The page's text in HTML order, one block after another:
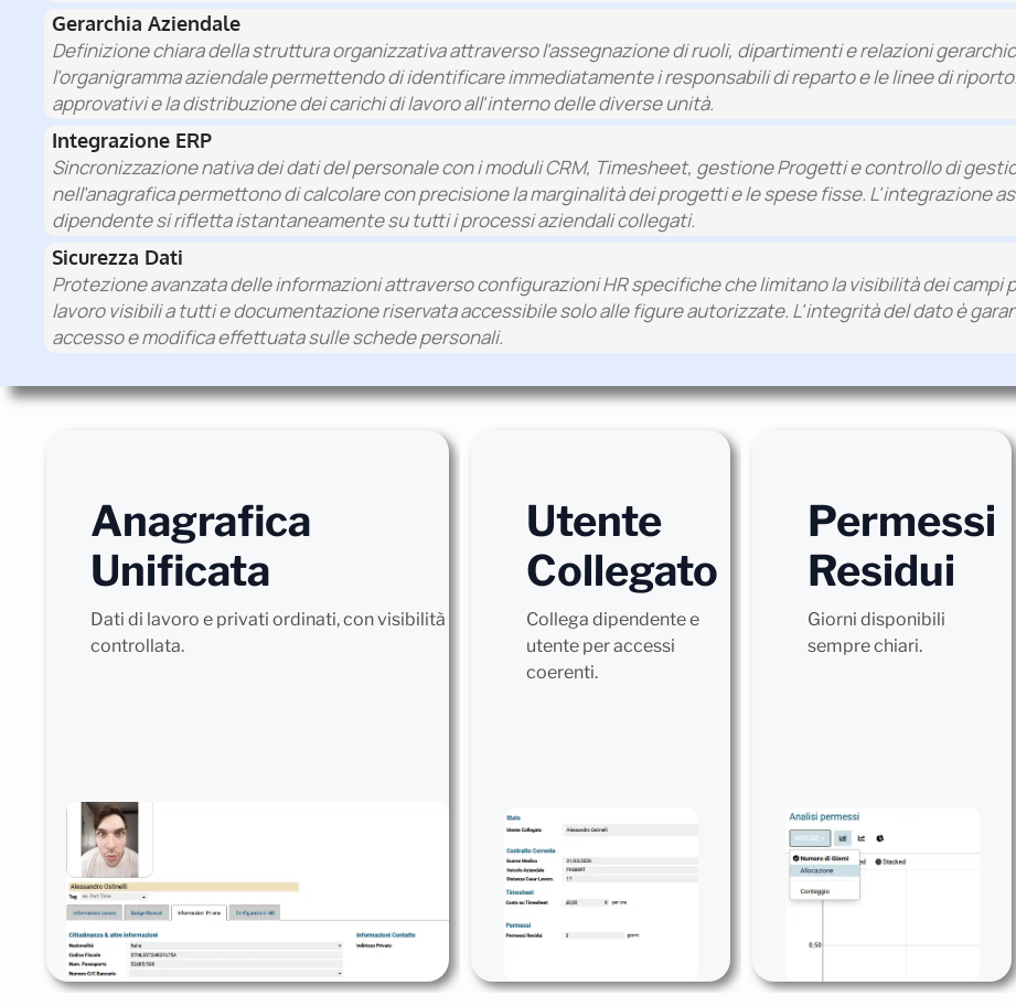
Gerarchia Aziendale
Definizione chiara della struttura organizzativa attraverso l'assegnazione di ruoli, dipartimenti e relazioni
l'organigramma aziendale permettendo di identificare immediatamente i responsabili di reparto e le linee di
approvativi e la distribuzione dei carichi di lavoro all'interno delle diverse unità.
Integrazione ERP
Sincronizzazione nativa dei dati del personale con i moduli CRM, Timesheet, gestione Progetti e controllo di
nell'anagrafica permettono di calcolare con precisione la marginalità dei progetti e le spese fisse. L'integrazione
dipendente si rifletta istantaneamente su tutti i processi aziendali collegati.
Sicurezza Dati
Protezione avanzata delle informazioni attraverso configurazioni HR specifiche che limitano la visibilità dei
lavoro visibili a tutti e documentazione riservata accessibile solo alle figure autorizzate. L'integrità del dato è
accesso e modifica effettuata sulle schede personali.
Anagrafica
Unificata
Dati di lavoro e privati ordinati, con visibilità
controllata.
Utente
Collegato
Collega dipendente e
utente per accessi
coerenti.
Permessi
Residui
Giorni disponibili
sempre chiari.